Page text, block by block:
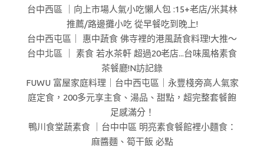
台中西區 ｜向上市場人氣小吃懶人包 :15+老店/米其林
推薦/路邊攤小吃 從早餐吃到晚上!
台中西屯區｜ 惠中蔬食 佛寺裡的港風蔬食料理!大推～
台中北區 ｜ 素食 若水茶軒 超過20老店...台味風格素食
茶餐廳!N訪記錄
FUWU 富屋家庭料理｜台中西屯區｜永豐棧旁高人氣家
庭定食，200多元享主食、湯品、甜點，超完整套餐飽
足感滿分！
鴨川食堂蔬素食 ｜台中中區 明亮素食餐館裡小麵食：
麻醬麵、筍干飯 必點